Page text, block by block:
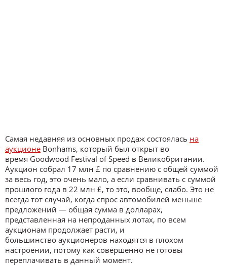
Самая недавняя из основных продаж состоялась на
аукционе Bonhams, который был открыт во
время Goodwood Festival of Speed в Великобритании.
Аукцион собрал 17 млн £ по сравнению с общей суммой
за весь год, это очень мало, а если сравнивать с суммой
прошлого года в 22 млн £, то это, вообще, слабо. Это не
всегда тот случай, когда спрос автомобилей меньше
предложений — общая сумма в долларах,
представленная на непроданных лотах, по всем
аукционам продолжает расти, и
большинство аукционеров находятся в плохом
настроении, потому как совершенно не готовы
переплачивать в данный момент.